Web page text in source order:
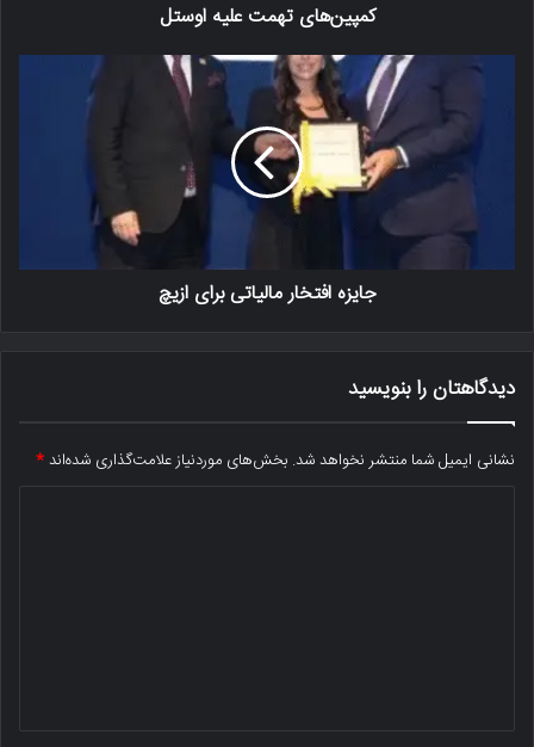
کمپین‌های تهمت علیه اوستل
جایزه افتخار مالیاتی برای ازیچ
دیدگاهتان را بنویسید
نشانی ایمیل شما منتشر نخواهد شد. بخش‌های موردنیاز علامت‌گذاری شده‌اند*